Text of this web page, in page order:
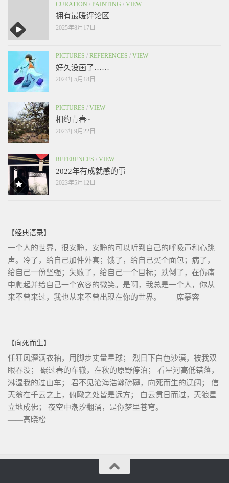
CURATION / PAINTING / VIEW
拥有最暖评论区
2025年8月17日
PICTURES / REFERENCES / VIEW
好久没画了……
2024年5月18日
PICTURES / VIEW
相约青春~
2023年9月22日
REFERENCES / VIEW
2022年有成就感的事
2023年5月12日
【经典语录】
一个人的世界，很安静，安静的可以听到自己的呼吸声和心跳
声。冷了，给自己加件外套；饿了，给自己买个面包；病了，
给自己一份坚强；失败了，给自己一个目标；跌倒了，在伤痛
中爬起并给自己一个宽容的微笑。是啊，我总是一个人，你从
来不曾来过，我也从来不曾出现在你的世界。——席慕容
【向死而生】
任狂风灌满衣袖，用脚步丈量星球； 烈日下白色沙漠，被我双
眼吞没； 碾过春的车辙，在秋的原野停泊； 看星河高低错落，
淋湿我的过山车； 君不见沧海浩瀚磅礴，向死而生的辽阔； 信
天翁在千云之上，俯瞰之处皆是远方； 白云贯日而过，天狼星
立地成佛； 夜空中潮汐翻涌，是你梦里苍穹。
——高晓松